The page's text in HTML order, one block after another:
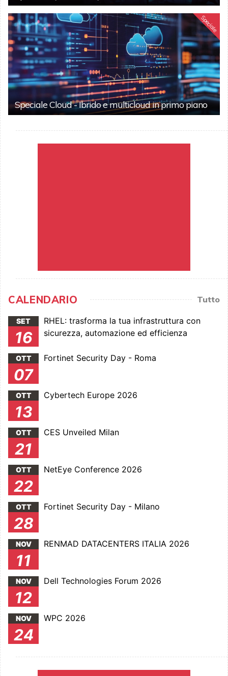
Speciale
Speciale Cloud - Ibrido e multicloud in primo piano
CALENDARIO Tutto
SET
16
RHEL: trasforma la tua infrastruttura con
sicurezza, automazione ed efficienza
OTT
07
Fortinet Security Day - Roma
OTT
13
Cybertech Europe 2026
OTT
21
CES Unveiled Milan
OTT
22
NetEye Conference 2026
OTT
28
Fortinet Security Day - Milano
NOV
11
RENMAD DATACENTERS ITALIA 2026
NOV
12
Dell Technologies Forum 2026
NOV
24
WPC 2026